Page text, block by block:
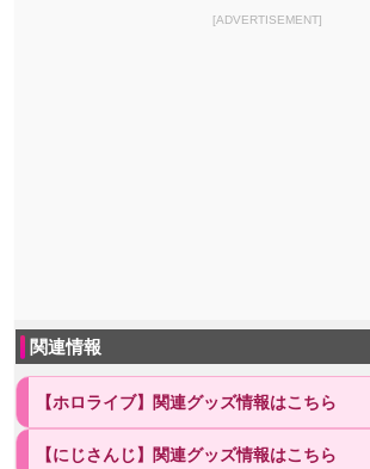
[ADVERTISEMENT]
関連情報
【ホロライブ】関連グッズ情報はこちら
【にじさんじ】関連グッズ情報はこちら